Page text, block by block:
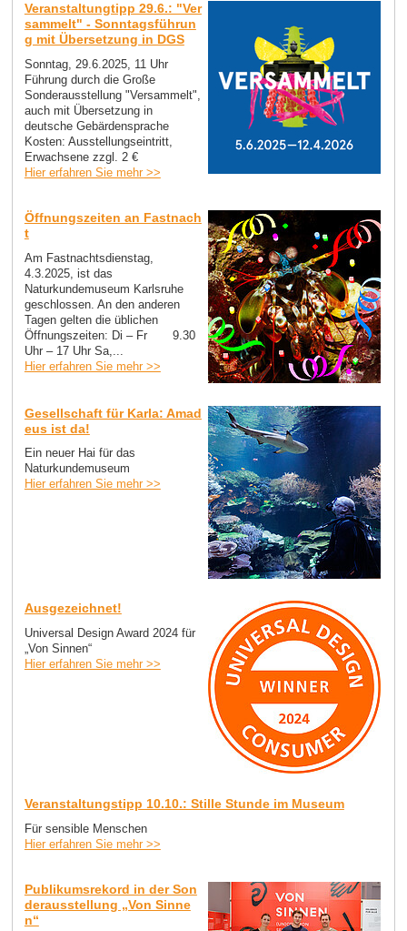
Veranstaltungtipp 29.6.: "Ver
sammelt" - Sonntagsführun
g mit Übersetzung in DGS
Sonntag, 29.6.2025, 11 Uhr
Führung durch die Große
Sonderausstellung "Versammelt",
auch mit Übersetzung in
deutsche Gebärdensprache
Kosten: Ausstellungseintritt,
Erwachsene zzgl. 2 €
Hier erfahren Sie mehr >>
Öffnungszeiten an Fastnach
t
Am Fastnachtsdienstag,
4.3.2025, ist das
Naturkundemuseum Karlsruhe
geschlossen. An den anderen
Tagen gelten die üblichen
Öffnungszeiten: Di – Fr 9.30
Uhr – 17 Uhr Sa,...
Hier erfahren Sie mehr >>
Gesellschaft für Karla: Amad
eus ist da!
Ein neuer Hai für das
Naturkundemuseum
Hier erfahren Sie mehr >>
Ausgezeichnet!
Universal Design Award 2024 für
„Von Sinnen“
Hier erfahren Sie mehr >>
Veranstaltungstipp 10.10.: Stille Stunde im Museum
Für sensible Menschen
Hier erfahren Sie mehr >>
Publikumsrekord in der Son
derausstellung „Von Sinne
n“